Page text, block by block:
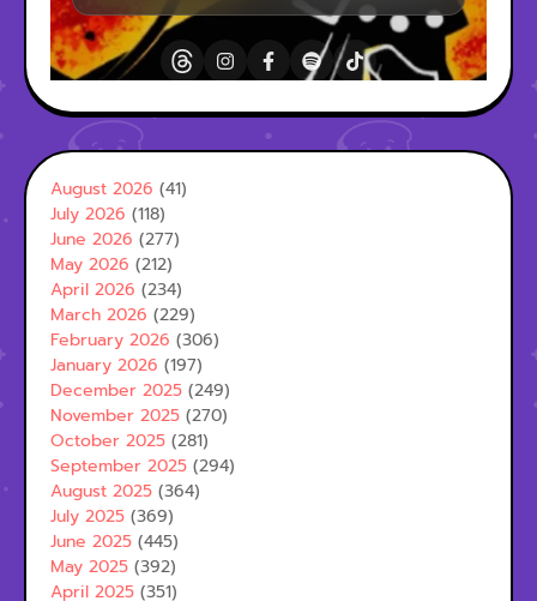
August 2026 (41)
July 2026 (118)
June 2026 (277)
May 2026 (212)
April 2026 (234)
March 2026 (229)
February 2026 (306)
January 2026 (197)
December 2025 (249)
November 2025 (270)
October 2025 (281)
September 2025 (294)
August 2025 (364)
July 2025 (369)
June 2025 (445)
May 2025 (392)
April 2025 (351)